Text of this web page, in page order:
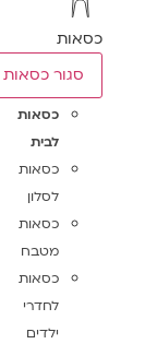
כסאות
סגור כסאות
כסאות
לבית
כסאות
לסלון
כסאות
מטבח
כסאות
לחדרי
ילדים